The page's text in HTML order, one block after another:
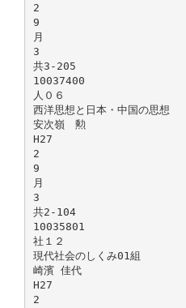
2
9
月
3
共3-205
10037400
人０６
西洋思想と日本・中国の思想
安次嶺 勲
H27
2
9
月
3
共2-104
10035801
社１２
現代社会のしくみ01組
崎濱 佳代
H27
2